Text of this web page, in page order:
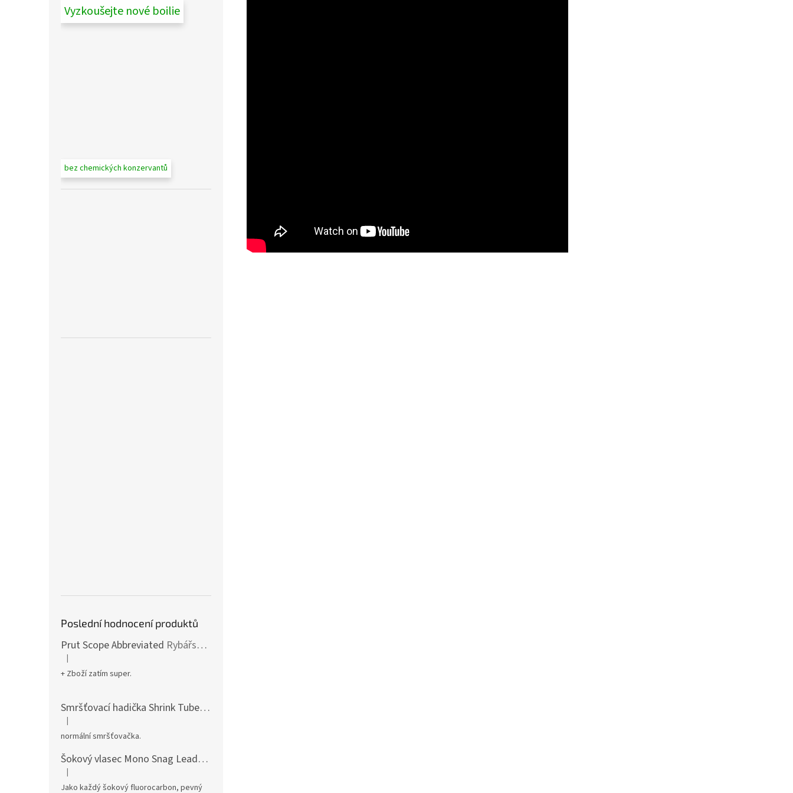
Vyzkoušejte nové boilie
bez chemických konzervantů
Poslední hodnocení produktů
Prut Scope Abbreviated Rybářské pruty s krátkým dělením a zkrácenou rukojetí
Hodnocení produktu je 5 z 5 hvězdiček.
|
+ Zboží zatím super.
Smršťovací hadička Shrink Tubepro dokonalé maskování montáže
Hodnocení produktu je 5 z 5 hvězdiček.
|
normální smršťovačka.
Šokový vlasec Mono Snag Leader
Hodnocení produktu je 5 z 5 hvězdiček.
|
Jako každý šokový fluorocarbon, pevný